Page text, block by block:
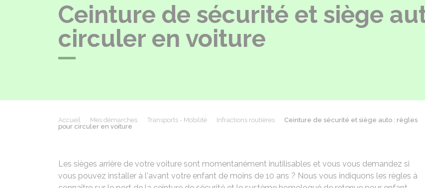
Ceinture de sécurité et siège
circuler en voiture
Accueil Mes démarches Transports - Mobilité Infractions routières
Ceinture de sécurité et siège auto : règles
pour circuler en voiture
Les sièges arrière de votre voiture sont momentanément inutilisables et vous vous demandez si
vous pouvez installer à l'avant votre enfant de moins de 10 ans ? Nous vous indiquons les règles à